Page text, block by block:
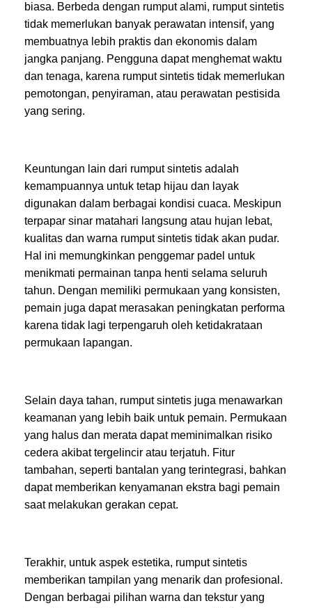
biasa. Berbeda dengan rumput alami, rumput sintetis
tidak memerlukan banyak perawatan intensif, yang
membuatnya lebih praktis dan ekonomis dalam
jangka panjang. Pengguna dapat menghemat waktu
dan tenaga, karena rumput sintetis tidak memerlukan
pemotongan, penyiraman, atau perawatan pestisida
yang sering.
Keuntungan lain dari rumput sintetis adalah
kemampuannya untuk tetap hijau dan layak
digunakan dalam berbagai kondisi cuaca. Meskipun
terpapar sinar matahari langsung atau hujan lebat,
kualitas dan warna rumput sintetis tidak akan pudar.
Hal ini memungkinkan penggemar padel untuk
menikmati permainan tanpa henti selama seluruh
tahun. Dengan memiliki permukaan yang konsisten,
pemain juga dapat merasakan peningkatan performa
karena tidak lagi terpengaruh oleh ketidakrataan
permukaan lapangan.
Selain daya tahan, rumput sintetis juga menawarkan
keamanan yang lebih baik untuk pemain. Permukaan
yang halus dan merata dapat meminimalkan risiko
cedera akibat tergelincir atau terjatuh. Fitur
tambahan, seperti bantalan yang terintegrasi, bahkan
dapat memberikan kenyamanan ekstra bagi pemain
saat melakukan gerakan cepat.
Terakhir, untuk aspek estetika, rumput sintetis
memberikan tampilan yang menarik dan profesional.
Dengan berbagai pilihan warna dan tekstur yang